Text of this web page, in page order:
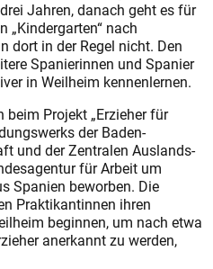
Jahren, danach geht es für
„Kindergarten“ nach
dort in der Regel nicht. Den
Spanierinnen und Spanier
in Weilheim kennenlernen.
Projekt „Erzieher für
der Baden-
und der Zentralen Auslands-
für Arbeit um
Spanien beworben. Die
Praktikantinnen ihren
beginnen, um nach etwa
anerkannt zu werden,